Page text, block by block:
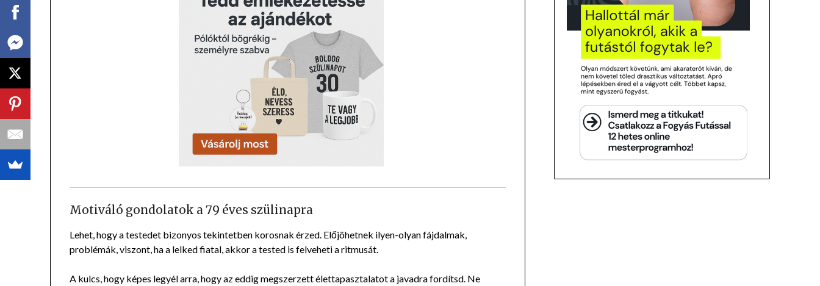
Motiváló gondolatok a 79 éves szülinapra
Lehet, hogy a testedet bizonyos tekintetben korosnak érzed. Előjöhetnek ilyen-olyan fájdalmak,
problémák, viszont, ha a lelked fiatal, akkor a tested is felveheti a ritmusát.
A kulcs, hogy képes legyél arra, hogy az eddig megszerzett élettapasztalatot a javadra fordítsd. Ne